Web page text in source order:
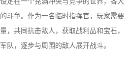
斗争。作为一名临时指挥官，玩家需要
，共同抗击敌人，获取战利品和宝石，
队，逐步与周围的敌人展开战斗。